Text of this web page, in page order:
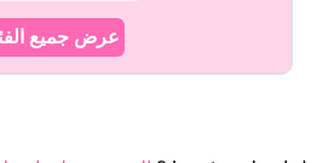
عرض جميع